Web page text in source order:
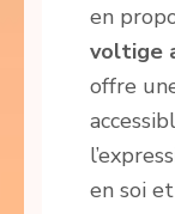
en
voltige
offre
en soi